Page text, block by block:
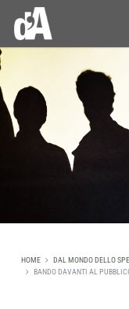
HOME
DAL MONDO DELLO
BANDO DAVANTI AL